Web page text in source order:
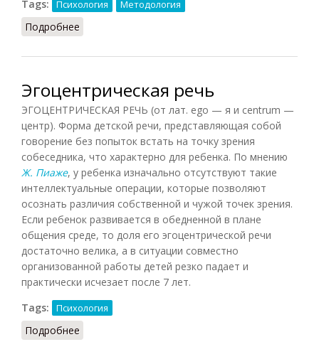
Tags: Психология Методология
Подробнее
Эгоцентрическая речь
ЭГОЦЕНТРИЧЕСКАЯ РЕЧЬ (от лат. ego — я и centrum —
центр). Форма детской речи, представляющая собой
говорение без попыток встать на точку зрения
собеседника, что характерно для ребенка. По мнению
Ж. Пиаже, у ребенка изначально отсутствуют такие
интеллектуальные операции, которые позволяют
осознать различия собственной и чужой точек зрения.
Если ребенок развивается в обедненной в плане
общения среде, то доля его эгоцентрической речи
достаточно велика, а в ситуации совместно
организованной работы детей резко падает и
практически исчезает после 7 лет.
Tags:
Психология
Подробнее